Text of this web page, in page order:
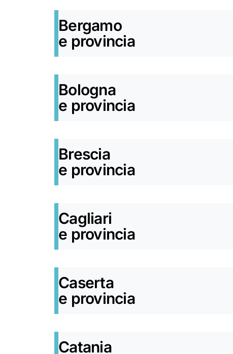
Bergamo
e provincia
Bologna
e provincia
Brescia
e provincia
Cagliari
e provincia
Caserta
e provincia
Catania